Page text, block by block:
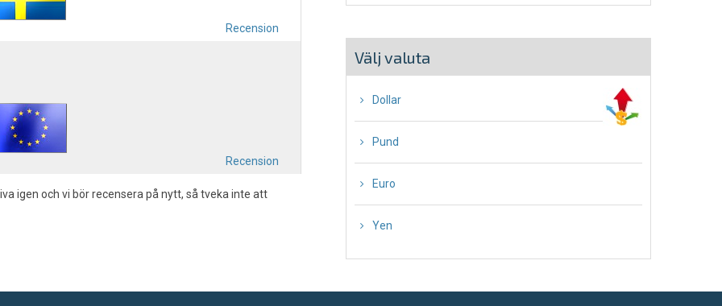
Recension
Recension
igen och vi bör recensera på nytt, så tveka inte att
Välj valuta
Dollar
Pund
Euro
Yen